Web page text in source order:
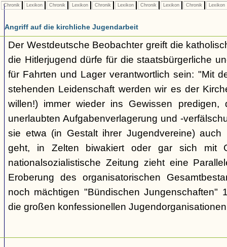
Chronik Lexikon Chronik Lexikon Chronik Lexikon Chronik Lexikon Chronik Lexikon
Angriff auf die kirchliche Jugendarbeit
Der Westdeutsche Beobachter greift die
die Hitlerjugend dürfe für die staatsbürgerliche
für Fahrten und Lager verantwortlich sein: "Mit
stehenden Leidenschaft werden wir es der
willen!) immer wieder ins Gewissen
unerlaubten Aufgabenverlagerung und -
sie etwa (in Gestalt ihrer Jugendvereine) auch
geht, in Zelten biwakiert oder gar sich mit
nationalsozialistische Zeitung zieht eine
Eroberung des organisatorischen
noch mächtigen "Bündischen Jungenschaften"
die großen konfessionellen